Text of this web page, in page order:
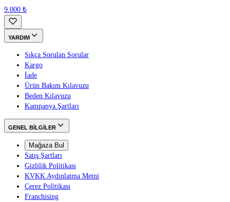
9.000 ₺
YARDIM
Sıkça Sorulan Sorular
Kargo
İade
Ürün Bakım Kılavuzu
Beden Kılavuzu
Kampanya Şartları
GENEL BİLGİLER
Mağaza Bul
Satış Şartları
Gizlilik Politikası
KVKK Aydınlatma Metni
Çerez Politikası
Franchising